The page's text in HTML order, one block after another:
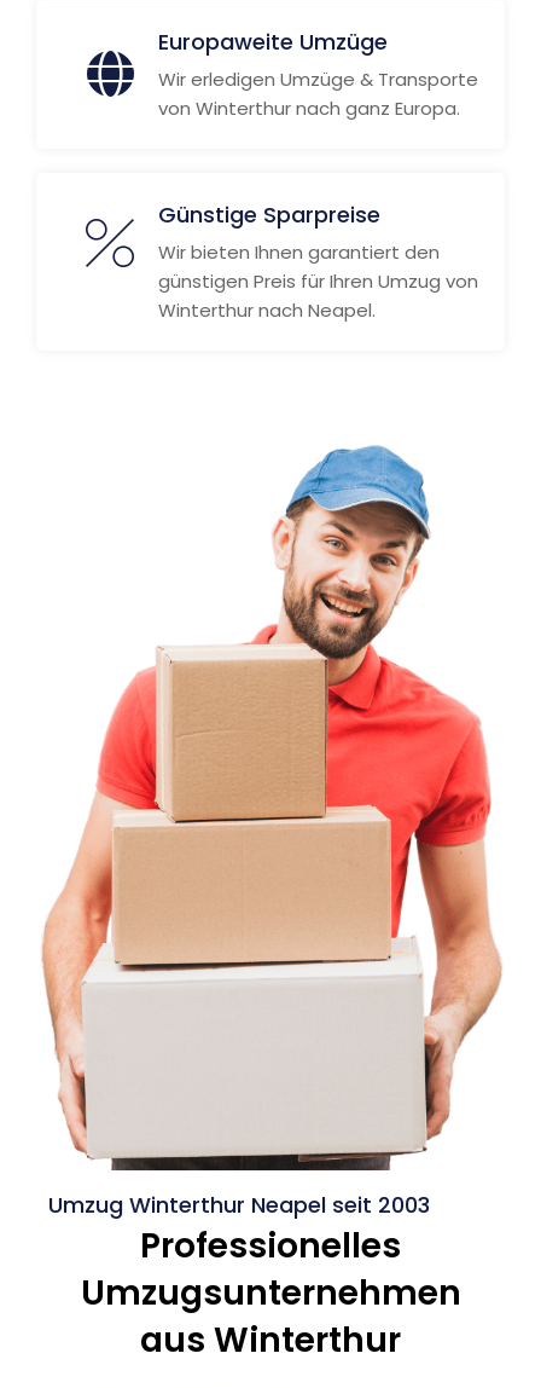
Europaweite Umzüge
Wir erledigen Umzüge & Transporte
von Winterthur nach ganz Europa.
Günstige Sparpreise
Wir bieten Ihnen garantiert den
günstigen Preis für Ihren Umzug von
Winterthur nach Neapel.
Umzug Winterthur Neapel seit 2003
Professionelles
Umzugsunternehmen
aus Winterthur